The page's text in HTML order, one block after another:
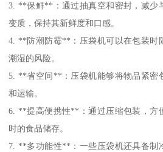
3. **保鲜**：通过抽真空和密封，减少
变质，保持其新鲜度和口感。
4. **防潮防霉**：压袋机可以在包装时
潮湿的风险。
5. **省空间**：压袋机能够将物品紧密
和运输。
6. **提高便携性**：通过压缩包装，方
时的食品储存。
7. **多功能性**：一些压袋机还具备制